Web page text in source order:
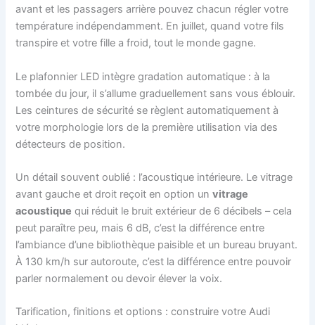
avant et les passagers arrière pouvez chacun régler votre
température indépendamment. En juillet, quand votre fils
transpire et votre fille a froid, tout le monde gagne.
Le plafonnier LED intègre gradation automatique : à la
tombée du jour, il s’allume graduellement sans vous éblouir.
Les ceintures de sécurité se règlent automatiquement à
votre morphologie lors de la première utilisation via des
détecteurs de position.
Un détail souvent oublié : l’acoustique intérieure. Le vitrage
avant gauche et droit reçoit en option unvitrage
acoustique qui réduit le bruit extérieur de 6 décibels – cela
peut paraître peu, mais 6 dB, c’est la différence entre
l’ambiance d’une bibliothèque paisible et un bureau bruyant.
À 130 km/h sur autoroute, c’est la différence entre pouvoir
parler normalement ou devoir élever la voix.
Tarification, finitions et options : construire votre Audi